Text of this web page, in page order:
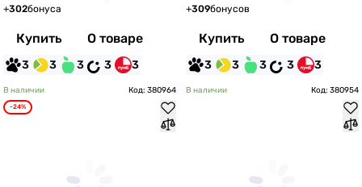
+302бонуса
Купить О товаре
3 3 3 3 3
+309бонусов
Купить О товаре
3 3 3 3 3
В наличии Код: 380964
-24%
В наличии Код: 380954